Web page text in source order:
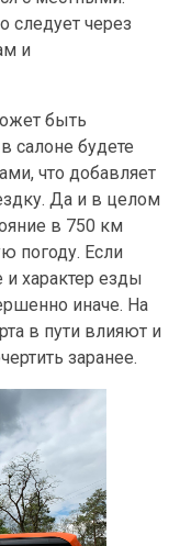
следует через
и
быть
салоне будете
что добавляет
Да и в целом
в 750 км
погоду. Если
характер езды
иначе. На
в пути влияют и
заранее.